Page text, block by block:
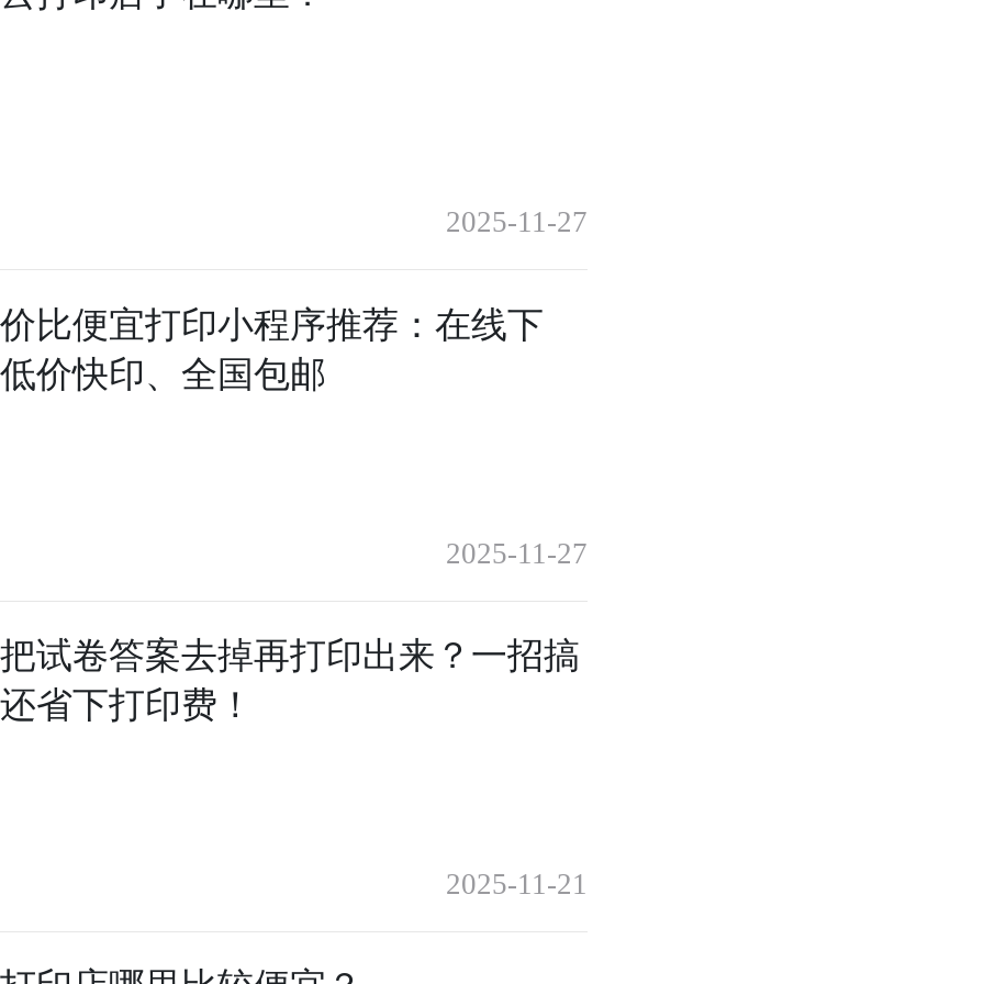
2025-11-27
比便宜打印小程序推荐：在线下
价快印、全国包邮
2025-11-27
试卷答案去掉再打印出来？一招搞
省下打印费！
2025-11-21